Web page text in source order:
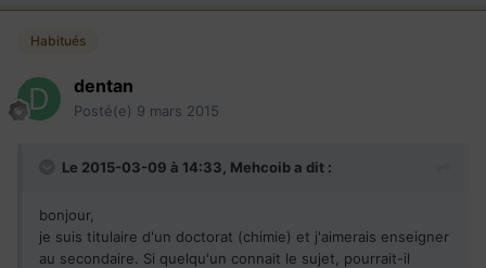
Habitués
dentan
Posté(e) 9 mars 2015
Le 2015-03-09 à 14:33, Mehcoib a dit :
bonjour,
je suis titulaire d'un doctorat (chimie) et j'aimerais enseigner
au secondaire. Si quelqu'un connait le sujet, pourrait-il